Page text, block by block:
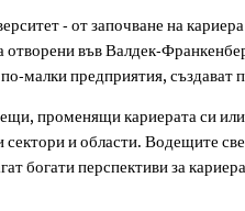
- от започване на
отворени във Валдек-
малки предприятия, създават
променящи кариерата си
сектори и области. Водещите
богати перспективи за